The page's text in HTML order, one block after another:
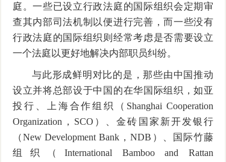
庭。一些已设立行政法庭的国际组织会定期审
查其内部司法机制以便进行完善，而一些没有
行政法庭的国际组织则经常考虑是否需要设立
一个法庭以更好地解决内部职员纠纷。
与此形成鲜明对比的是，那些由中国推动
设立并将总部设于中国的在华国际组织，如亚
投行、上海合作组织（ Shanghai Cooperation
Organization ， SCO ）、金砖国家新开发银行
（New Development Bank ，NDB ）、国际竹藤
组织（ International Bamboo and Rattan